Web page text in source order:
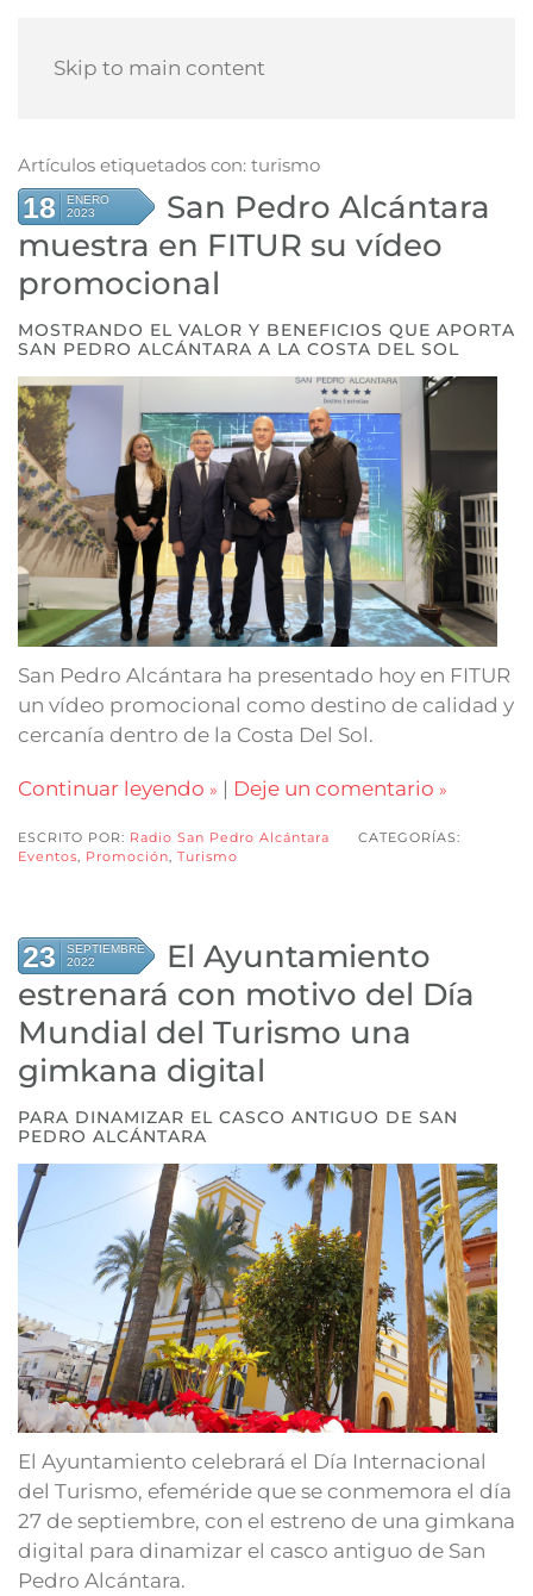
Skip to main content
Artículos etiquetados con: turismo
18
ENERO
2023
San Pedro Alcántara
muestra en FITUR su vídeo
promocional
MOSTRANDO EL VALOR Y BENEFICIOS QUE APORTA
SAN PEDRO ALCÁNTARA A LA COSTA DEL SOL
San Pedro Alcántara ha presentado hoy en FITUR
un vídeo promocional como destino de calidad y
cercanía dentro de la Costa Del Sol.
Continuar leyendo | Deje un comentario
ESCRITO POR: Radio San Pedro Alcántara
CATEGORÍAS:
Eventos
Promoción Turismo
23
SEPTIEMBRE
2022
El Ayuntamiento
estrenará con motivo del Día
Mundial del Turismo una
gimkana digital
PARA DINAMIZAR EL CASCO ANTIGUO DE SAN
PEDRO ALCÁNTARA
El Ayuntamiento celebrará el Día Internacional
del Turismo, efeméride que se conmemora el día
27 de septiembre, con el estreno de una gimkana
digital para dinamizar el casco antiguo de San
Pedro Alcántara.